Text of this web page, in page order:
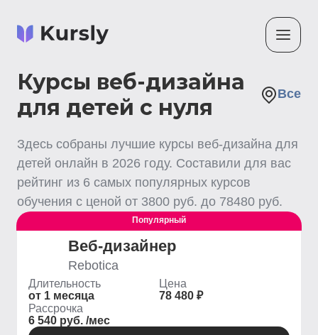
Курсы веб-дизайна
для детей с нуля
Все
Здесь собраны лучшие курсы веб-дизайна для
детей онлайн в 2026 году. Составили для вас
рейтинг из 6 самых популярных курсов
обучения с ценой от 3800 руб. до 78480 руб.
Популярный
Веб-дизайнер
Rebotica
Длительность
от 1 месяца
Цена
78 480 ₽
Рассрочка
6 540 руб. /мес